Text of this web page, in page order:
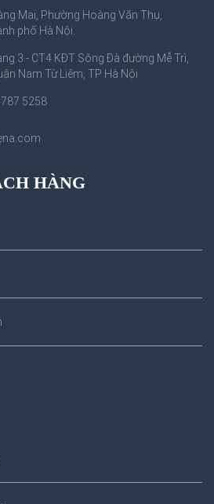
Mai, Phường Hoàng Văn Thụ,
phố Hà Nội.
3 - CT4 KĐT Sông Đà đường Mễ Trì,
Nam Từ Liêm, TP Hà Nội
5258
HÀNG